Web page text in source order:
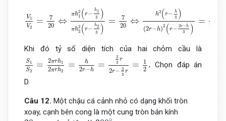
V1
V2
=
7
20
⇔
πh2
1 (r−
h1
3
)
πh2
2 (r−
h2
3
)
=
7
20
⇔
h2 (r− h
3 )
(2r−h)2 (r− 2r−h
3 )
=
20
πh 2(r− h2 =7
Khi đó tỷ số diện tích của hai chỏm cầu là
S1
S2
= 2πrh1
2πrh2
= h
2r−h =
2
3 r
2r− 2
3 r
=
1
2 .
S1 2= π h12 πrh2 h2r − h=2 3r2 −23r= 2.
Chọn đáp án
D.
Câu 12. Một chậu cá cảnh nhỏ có dạng khối tròn
xoay, cạnh bên cong là một cung tròn bán kính
300∘